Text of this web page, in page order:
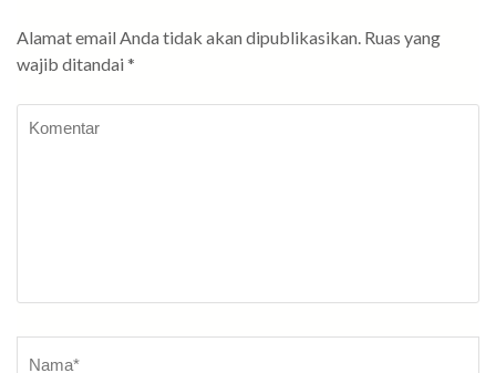
Alamat email Anda tidak akan dipublikasikan. Ruas yang
wajib ditandai *